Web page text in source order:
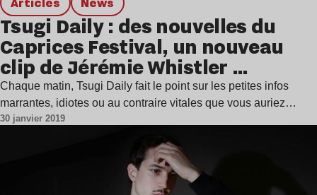
Tsugi Daily : des nouvelles du
Caprices Festival, un nouveau
clip de Jérémie Whistler …
Chaque matin, Tsugi Daily fait le point sur les petites infos
marrantes, idiotes ou au contraire vitales que vous auriez…
30 janvier 2019